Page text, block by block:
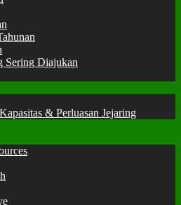
Sering Diajukan
& Perluasan Jejaring